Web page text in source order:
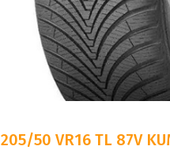
205/50 VR16 TL 87V